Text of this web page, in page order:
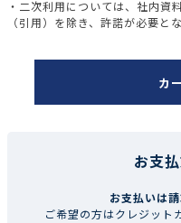
・二次利用については、社内資
（引用）を除き、許諾が必要とな
カ
お支
お支払いは
ご希望の方はクレジット